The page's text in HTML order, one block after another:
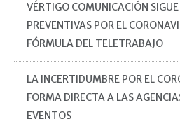
VÉRTIGO COMUNICACIÓN
PREVENTIVAS POR EL
FÓRMULA DEL TELETRABAJO
LA INCERTIDUMBRE POR EL
FORMA DIRECTA A LAS
EVENTOS